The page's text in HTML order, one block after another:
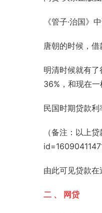
《管子·治国》
唐朝的时候，借
明清时候就有了
36%，和现在一
民国时期贷款
（备注：以上
由此可见贷款在
二 、 网贷